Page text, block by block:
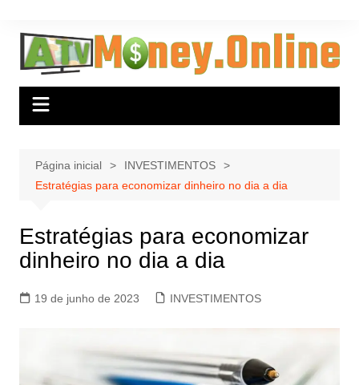
para
conteúdo
Página inicial
INVESTIMENTOS
Estratégias para economizar dinheiro no dia a dia
Estratégias para economizar
dinheiro no dia a dia
19 de junho de 2023 INVESTIMENTOS